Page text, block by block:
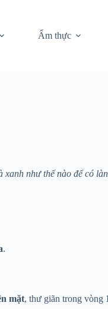
Ẩm thực
như thế nào để có
.
mặt, thư giãn trong vòng